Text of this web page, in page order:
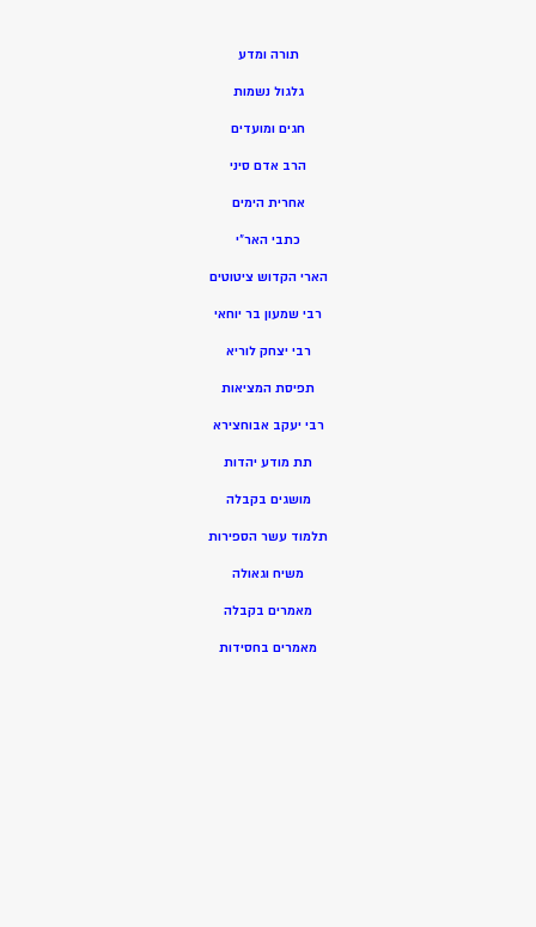
תורה ומדע
גלגול נשמות
חגים ומועדים
הרב אדם סיני
אחרית הימים
כתבי האר”י
הארי הקדוש ציטוטים
רבי שמעון בר יוחאי
רבי יצחק לוריא
תפיסת המציאות
רבי יעקב אבוחצירא
תת מודע יהדות
מושגים בקבלה
תלמוד עשר הספירות
משיח וגאולה
מאמרים בקבלה
מאמרים בחסידות